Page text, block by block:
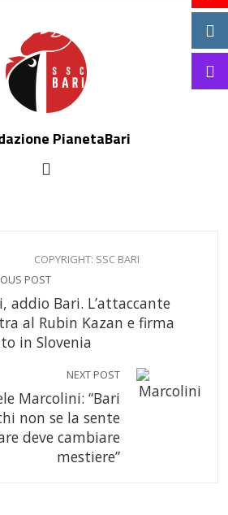
PianetaBari
COPYRIGHT: SSC BARI
POST
addio Bari. L’attaccante
al Rubin Kazan e firma
in Slovenia
NEXT POST
Marcolini: “Bari
non se la sente
deve cambiare
mestiere”